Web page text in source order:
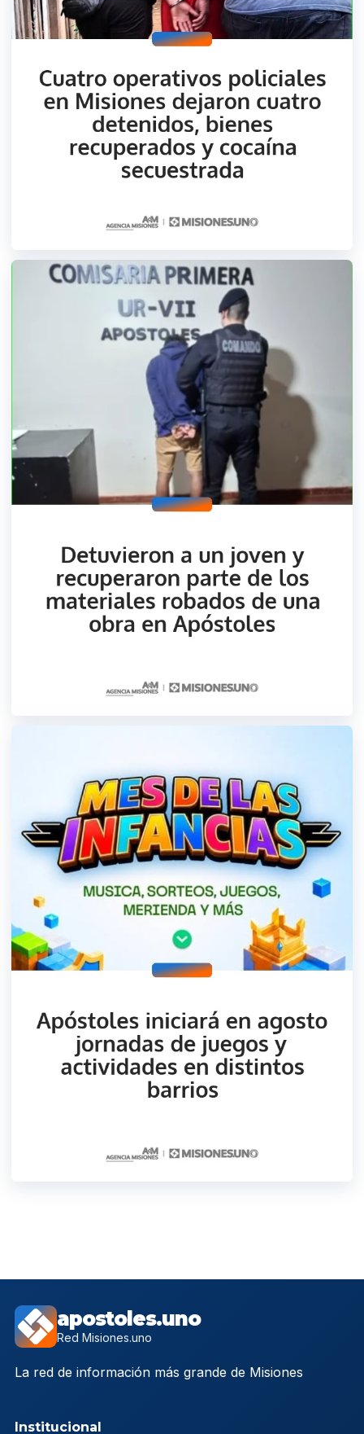
apostoles.uno
Red Misiones.uno
La red de información más grande de Misiones
Institucional